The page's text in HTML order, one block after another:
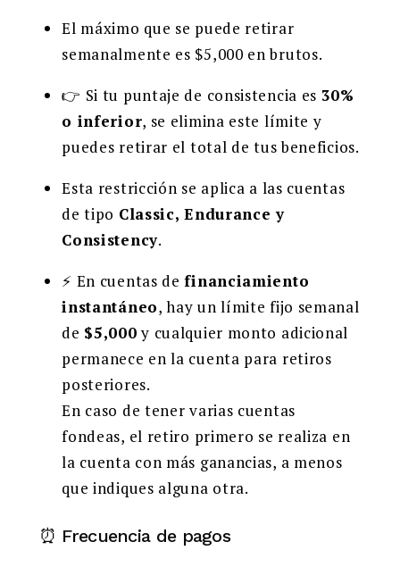
El máximo que se puede retirar
semanalmente es $5,000 en brutos.
👉 Si tu puntaje de consistencia es 30%
o inferior, se elimina este límite y
puedes retirar el total de tus beneficios.
Esta restricción se aplica a las cuentas
de tipo Classic, Endurance y
Consistency.
⚡ En cuentas definanciamiento
instantáneo, hay un límite fijo semanal
de $5,000y cualquier monto adicional
permanece en la cuenta para retiros
posteriores.
En caso de tener varias cuentas
fondeas, el retiro primero se realiza en
la cuenta con más ganancias, a menos
que indiques alguna otra.
⏰ Frecuencia de pagos